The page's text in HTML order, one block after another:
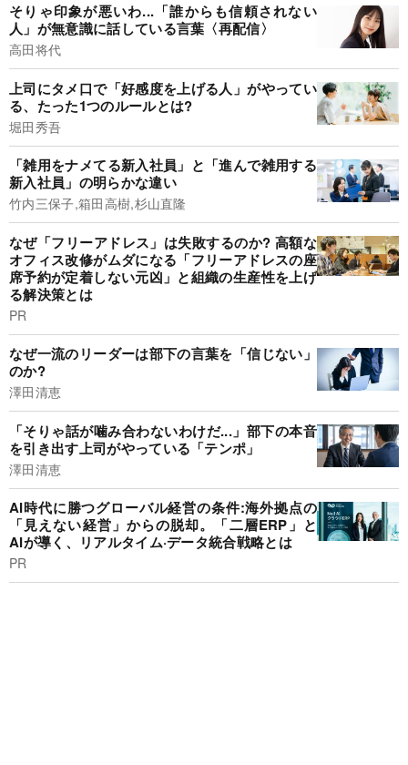
そりゃ印象が悪いわ...「誰からも信頼されない
人」が無意識に話している言葉〈再配信〉
高田将代
上司にタメ口で「好感度を上げる人」がやってい
る、たった1つのルールとは?
堀田秀吾
「雑用をナメてる新入社員」と「進んで雑用する
新入社員」の明らかな違い
竹内三保子,箱田高樹,杉山直隆
なぜ「フリーアドレス」は失敗するのか? 高額な
オフィス改修がムダになる「フリーアドレスの座
席予約が定着しない元凶」と組織の生産性を上げ
る解決策とは
PR
なぜ一流のリーダーは部下の言葉を「信じない」
のか?
澤田清恵
「そりゃ話が噛み合わないわけだ...」部下の本音
を引き出す上司がやっている「テンポ」
澤田清恵
AI時代に勝つグローバル経営の条件:海外拠点の
「見えない経営」からの脱却。「二層ERP」と
AIが導く、リアルタイム·データ統合戦略とは
PR